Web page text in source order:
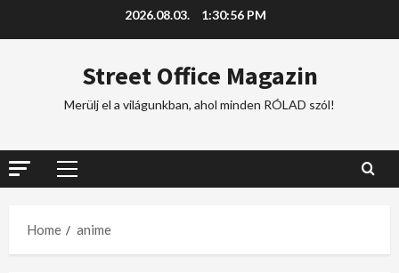
2026.08.03. 1:30:57 PM
Street Office Magazin
Merülj el a világunkban, ahol minden RÓLAD szól!
Home anime